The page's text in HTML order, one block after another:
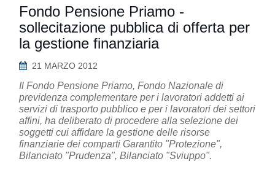
Fondo Pensione Priamo -
sollecitazione pubblica di offerta per
la gestione finanziaria
21 MARZO 2012
Il Fondo Pensione Priamo, Fondo Nazionale di
previdenza complementare per i lavoratori addetti ai
servizi di trasporto pubblico e per i lavoratori dei settori
affini, ha deliberato di procedere alla selezione dei
soggetti cui affidare la gestione delle risorse
finanziarie dei comparti Garantito "Protezione",
Bilanciato "Prudenza", Bilanciato "Sviuppo".